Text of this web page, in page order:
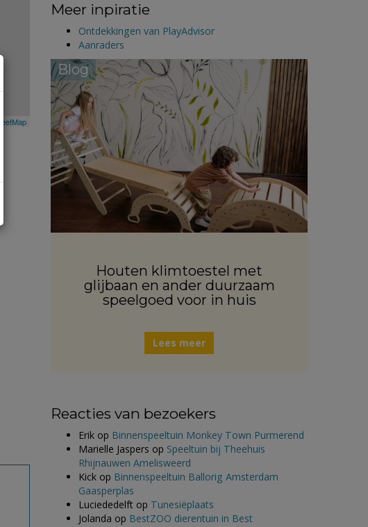
Meer inpiratie
Ontdekkingen van PlayAdvisor
Aanraders
Blog
Houten klimtoestel met
glijbaan en ander duurzaam
speelgoed voor in huis
Lees meer
Reacties van bezoekers
Erik op Binnenspeeltuin Monkey Town Purmerend
Marielle Jaspers op Speeltuin bij Theehuis
Rhijnauwen Amelisweerd
Kick op Binnenspeeltuin Ballorig Amsterdam
Gaasperplas
Luciededelft op Tunesiëplaats
Jolanda op BestZOO dierentuin in Best